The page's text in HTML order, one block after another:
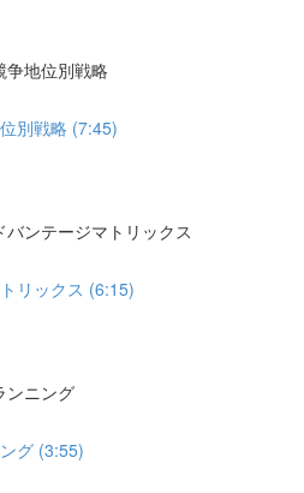
地位別戦略
別戦略 (7:45)
ンテージマトリックス
リックス (6:15)
ニング
グ (3:55)